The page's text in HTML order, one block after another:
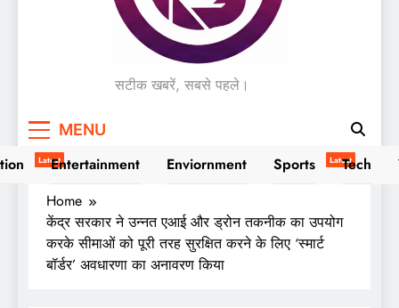
सटीक खबरें, सबसे पहले।
MENU
LatestEntertainment Enviornment Sports LatestTech
Home
केंद्र सरकार ने उन्नत एआई और ड्रोन तकनीक का उपयोग
करके सीमाओं को पूरी तरह सुरक्षित करने के लिए ‘स्मार्ट
बॉर्डर’ अवधारणा का अनावरण किया